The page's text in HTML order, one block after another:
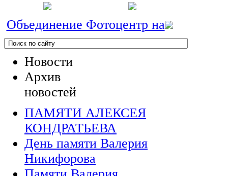
Объединение Фотоцентр на
Новости
Архив
новостей
ПАМЯТИ АЛЕКСЕЯ
КОНДРАТЬЕВА
День памяти Валерия
Никифорова